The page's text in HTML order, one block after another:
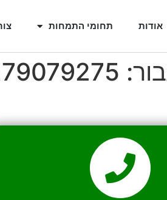
אודות תחומי התמחות